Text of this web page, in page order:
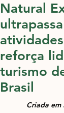
Natural
reforça
turismo
Brasil
Criada em